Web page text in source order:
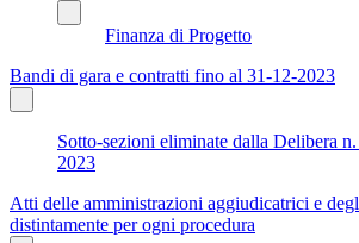
Finanza di Progetto
Bandi di gara e contratti fino al 31-12-2023
Sotto-sezioni eliminate dalla Delibera
2023
Atti delle amministrazioni aggiudicatrici e
distintamente per ogni procedura